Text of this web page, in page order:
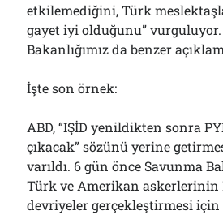
Arşivler
etkilemediğini, Türk
gayet iyi olduğunu”
Bakanlığımız da benzer
İşte son örnek:
ABD, “IŞİD yenildikten sonra
çıkacak” sözünü yerine
varıldı. 6 gün önce Savunma
Türk ve Amerikan askerlerinin
devriyeler gerçekleştirmesi için